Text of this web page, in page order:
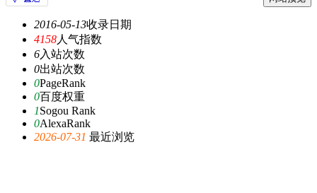
2016-05-13收录日期
4158人气指数
6入站次数
0出站次数
0PageRank
0百度权重
1Sogou Rank
0AlexaRank
2026-07-31 最近浏览